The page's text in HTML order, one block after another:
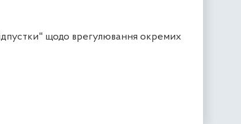
щодо врегулювання окремих